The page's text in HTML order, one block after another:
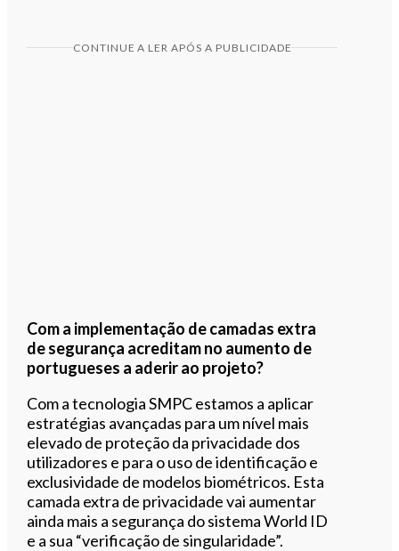
CONTINUE A LER APÓS A PUBLICIDADE
Com a implementação de camadas extra
de segurança acreditam no aumento de
portugueses a aderir ao projeto?
Com a tecnologia SMPC estamos a aplicar
estratégias avançadas para um nível mais
elevado de proteção da privacidade dos
utilizadores e para o uso de identificação e
exclusividade de modelos biométricos. Esta
camada extra de privacidade vai aumentar
ainda mais a segurança do sistema World ID
e a sua “verificação de singularidade”.